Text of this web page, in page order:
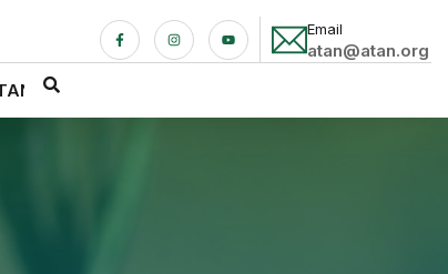
Email
atan@atan.org